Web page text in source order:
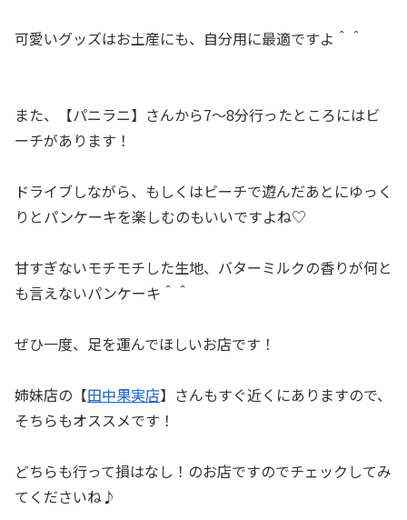
可愛いグッズはお土産にも、自分用に最適ですよ＾＾
また、【パニラニ】さんから7～8分行ったところにはビ
ーチがあります！
ドライブしながら、もしくはビーチで遊んだあとにゆっく
りとパンケーキを楽しむのもいいですよね♡
甘すぎないモチモチした生地、バターミルクの香りが何と
も言えないパンケーキ＾＾
ぜひ一度、足を運んでほしいお店です！
姉妹店の【田中果実店】さんもすぐ近くにありますので、
そちらもオススメです！
どちらも行って損はなし！のお店ですのでチェックしてみ
てくださいね♪